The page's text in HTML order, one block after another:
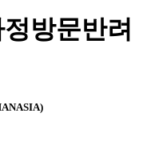
방문반려